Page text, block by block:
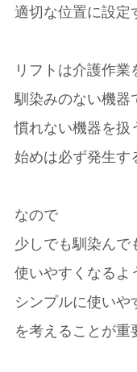
適切な位置に設定
リフトは介護作業
馴染みのない機器
慣れない機器を扱
始めは必ず発生す
なので
少しでも馴染んで
使いやすくなるよ
シンプルに使いや
を考えることが重